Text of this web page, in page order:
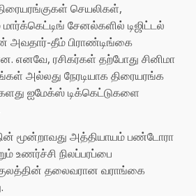
செயலிகள்,
சேனல்களில் டிஜிட்டல்
அவதார்-தீம் பிராண்டிங்கை
எனவே, ரசிகர்கள் தற்போது சினிமா
அல்லது நேரடியாக திரையரங்க
ஐமேக்ஸ் டிக்கெட்டுகளை
மூன்றாவது அத்தியாயம் பண்டோரா
உணர்ச்சி நிலப்பரப்பை
குலத்தின் தலைவரான வராங்கை